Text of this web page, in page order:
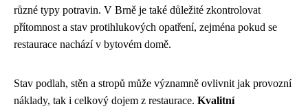
různé typy potravin. V Brně je také důležité zkontrolovat
přítomnost a stav protihlukových opatření, zejména pokud se
restaurace nachází v bytovém domě.
Stav podlah, stěn a stropů může významně ovlivnit jak provozní
náklady, tak i celkový dojem z restaurace. Kvalitní